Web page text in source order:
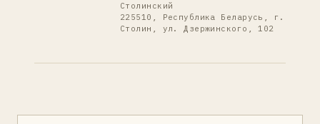
Столинский
225510, Республика Беларусь, г.
Столин, ул. Дзержинского, 102